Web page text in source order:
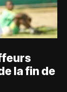
la fin de